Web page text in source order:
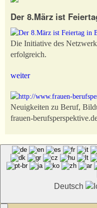
Der 8.März ist
Die Initiative des
erfolgreich.
weiter
Neuigkeiten zu Beruf,
frauen-
Deutsch